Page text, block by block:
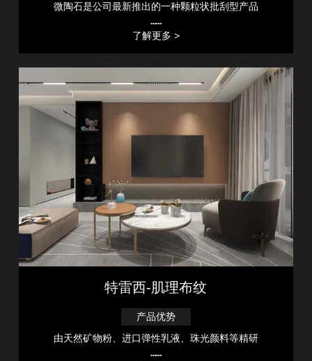
微陶石是公司最新推出的一种颗粒状批刮型产品
……
了解更多 >
特雷西-肌理布纹
产品优势
由天然矿物粉、进口弹性乳液、珠光颜料等精研
……